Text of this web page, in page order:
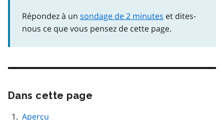
Répondez à un sondage de 2 minutes et dites-
nous ce que vous pensez de cette page.
Dans cette page
Aperçu